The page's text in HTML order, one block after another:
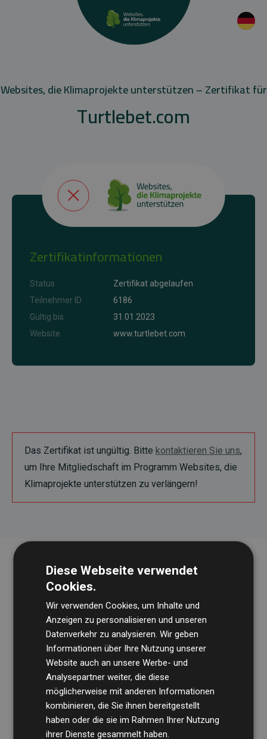
Websites, die Klimaprojekte unterstützen – Zertifikat für
Turtlebet.com
Zertifikatinformationen
Status
Zertifikat abgelaufen
Teilnehmer ID
6186
Gültig bis
31.01.2023
Website
www.turtlebet.com
Das Zertifikat ist ungültig. Bitte kontaktieren Sie uns,
um Ihre Mitgliedschaft im Programm Websites, die
Klimaprojekte unterstützen zu verlängern!
Die Wirtschaftsprüfungsgesellschaft BDOüberprüft
regelmäßig unsere Berechnungen und Methodik, um
Transparenz und Verlässlichkeit sicherzustellen.
Ihre Prüfungen belegen, dass unsere Investitionen in
Klimaschutzprojekte im Durchschnitt200 % der
Diese Webseite verwendet
Cookies.
Wir verwenden Cookies, um Inhalte und
Anzeigen zu personalisieren und unseren
Datenverkehr zu analysieren. Wir geben
Informationen über Ihre Nutzung unserer
Website auch an unsere Werbe- und
Analysepartner weiter, die diese
möglicherweise mit anderen Informationen
kombinieren, die Sie ihnen bereitgestellt
haben oder die sie im Rahmen Ihrer Nutzung
ihrer Dienste gesammelt haben.